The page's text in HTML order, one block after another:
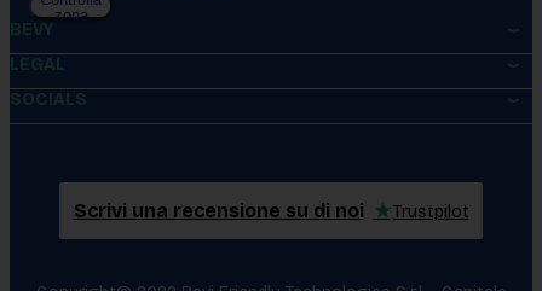
zona
BEVY
LEGAL
SOCIALS
Scrivi una recensione su di noi ★Trustpilot